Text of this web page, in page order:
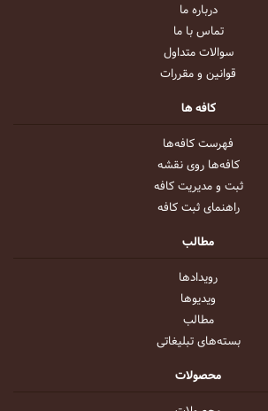
درباره ما
تماس با ما
سوالات متداول
قوانین و مقررات
کافه ها
فهرست کافه‌ها
کافه‌ها روی نقشه
ثبت و مدیریت کافه
راهنمای ثبت کافه
مطالب
رویداد‌ها
ویدیو‌ها
مطالب
بسته‌های تبلیغاتی
محصولات